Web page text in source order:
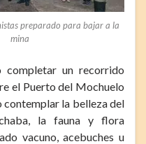
preparado para bajar a la
mina
completar un recorrido
el Puerto del Mochuelo
contemplar la belleza del
la fauna y flora
vacuno, acebuches u